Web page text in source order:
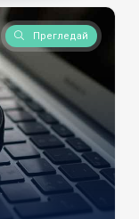
Прегледай